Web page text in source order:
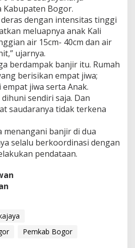
Kabupaten Bogor.
dengan intensitas tinggi
meluapnya anak Kali
air 15cm- 40cm dan air
ujarnya.
berdampak banjir itu. Rumah
berisikan empat jiwa;
jiwa serta Anak.
sendiri saja. Dan
saudaranya tidak terkena
menangani banjir di dua
selalu berkoordinasi dengan
pendataan.
Pemkab Bogor